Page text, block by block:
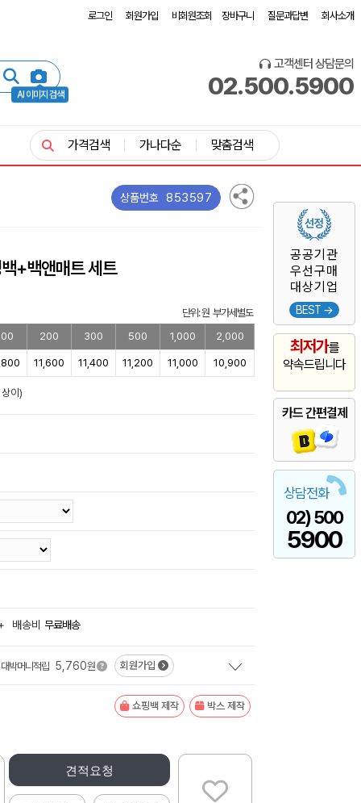
로그인 회원가입 비회원조회 장바구니 질문과답변 회사소개
AI 이미지 검색
고객센터 상담문의
02.500.5900
공공기관
우선구매
대상기업
BEST →
최저가를
약속드립니다
카드 간편결제
상담전화
02) 500
5900
가격검색 가나다순 맞춤검색
상품번호 853597
+백앤매트 세트
단위: 원 부가세별도
200 300 500 1,000 2,000
11,600 11,400 11,200 11,000 10,900
이)
배송비 무료배송
대박머니적립 5,760원 회원가입
쇼핑백 제작 박스 제작
견적요청